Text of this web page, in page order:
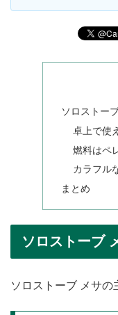
ソロストー
卓上で使
燃料はペ
カラフル
まとめ
ソロストーブ
ソロストーブ メサの